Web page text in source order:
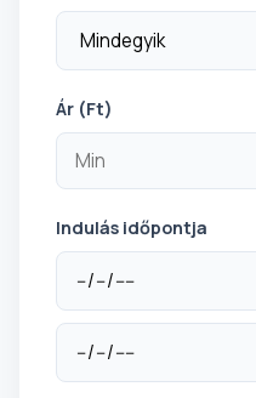
Ár (Ft)
Indulás időpontja